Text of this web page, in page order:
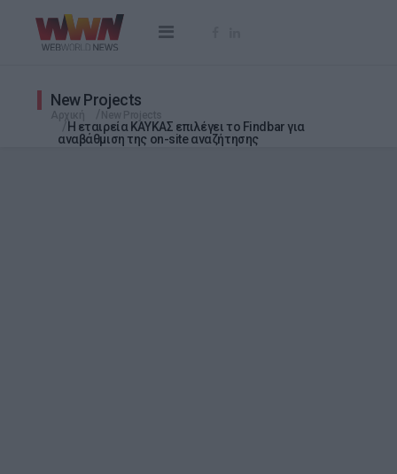
New Projects
Η εταιρεία ΚΑΥΚΑΣ επιλέγει το Findbar για
αναβάθμιση της on-site αναζήτησης